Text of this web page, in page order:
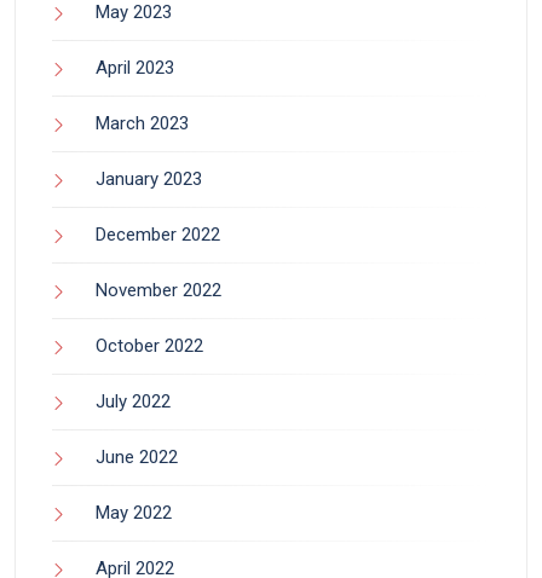
May 2023
April 2023
March 2023
January 2023
December 2022
November 2022
October 2022
July 2022
June 2022
May 2022
April 2022